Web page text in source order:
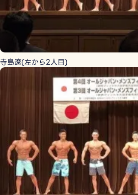
寺島遼(左から2人目)